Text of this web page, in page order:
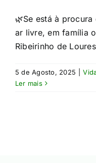
🌿Se está à
ar livre, em família
Ribeirinho de
5 de Agosto, 2025
Ler mais